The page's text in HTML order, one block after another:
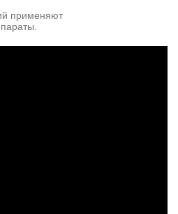
применяют